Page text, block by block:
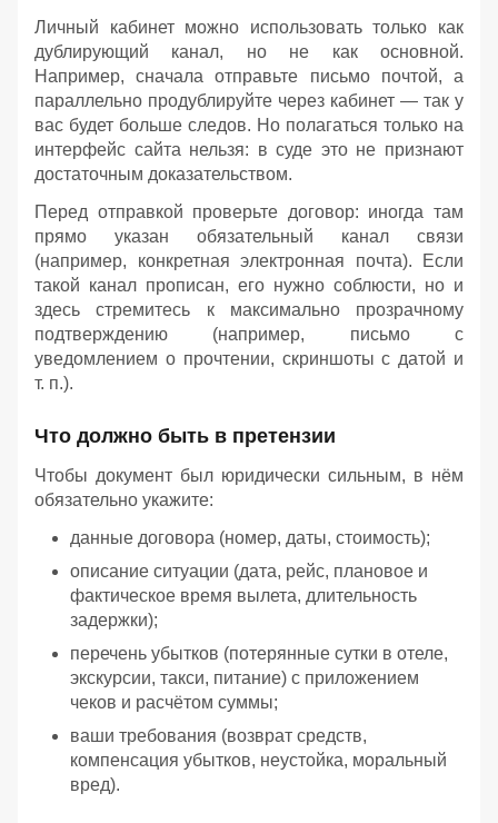
Личный кабинет можно использовать только как
дублирующий канал, но не как основной.
Например, сначала отправьте письмо почтой, а
параллельно продублируйте через кабинет — так у
вас будет больше следов. Но полагаться только на
интерфейс сайта нельзя: в суде это не признают
достаточным доказательством.
Перед отправкой проверьте договор: иногда там
прямо указан обязательный канал связи
(например, конкретная электронная почта). Если
такой канал прописан, его нужно соблюсти, но и
здесь стремитесь к максимально прозрачному
подтверждению (например, письмо с
уведомлением о прочтении, скриншоты с датой и
т. п.).
Что должно быть в претензии
Чтобы документ был юридически сильным, в нём
обязательно укажите:
данные договора (номер, даты, стоимость);
описание ситуации (дата, рейс, плановое и
фактическое время вылета, длительность
задержки);
перечень убытков (потерянные сутки в отеле,
экскурсии, такси, питание) с приложением
чеков и расчётом суммы;
ваши требования (возврат средств,
компенсация убытков, неустойка, моральный
вред).